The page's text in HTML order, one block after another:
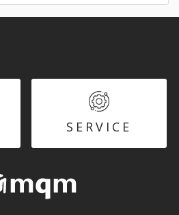
SERVICE